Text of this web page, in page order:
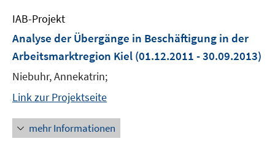
IAB-Projekt
Analyse der Übergänge in Beschäftigung in der
Arbeitsmarktregion Kiel (01.12.2011 - 30.09.2013)
Niebuhr, Annekatrin;
Link zur Projektseite
mehr Informationen